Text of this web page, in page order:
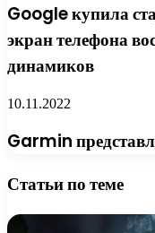
Google купила
экран телефона
динамиков
10.11.2022
Garmin
Статьи по теме